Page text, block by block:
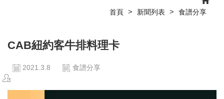
首頁 > 新聞列表 > 食譜分享
CAB紐約客牛排料理卡
2021.3.8 食譜分享